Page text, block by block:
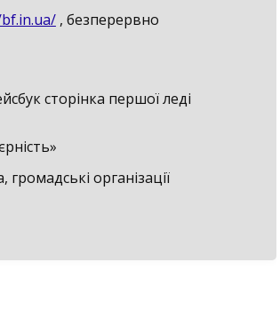
, безперервно
сторінка першої леді
організації